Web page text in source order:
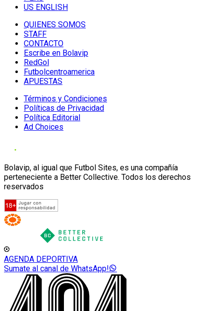
US ENGLISH
QUIENES SOMOS
STAFF
CONTACTO
Escribe en Bolavip
RedGol
Futbolcentroamerica
APUESTAS
Términos y Condiciones
Políticas de Privacidad
Política Editorial
Ad Choices
Bolavip, al igual que Futbol Sites, es una compañía
perteneciente a Better Collective. Todos los derechos
reservados
AGENDA DEPORTIVA
Sumate al canal de WhatsApp!